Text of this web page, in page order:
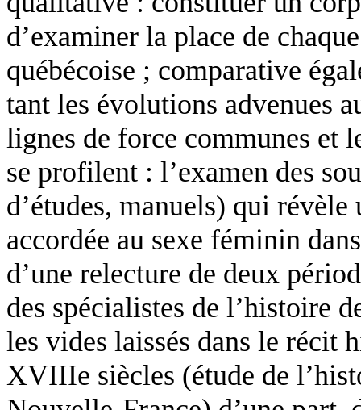
d’examiner la place de
québécoise ; comparative
tant les évolutions advenues
lignes de force communes et
se profilent : l’examen des
d’études, manuels) qui
accordée au sexe féminin
d’une relecture de deux
des spécialistes de l’histoire
les vides laissés dans le récit
XVIIIe siècles (étude de